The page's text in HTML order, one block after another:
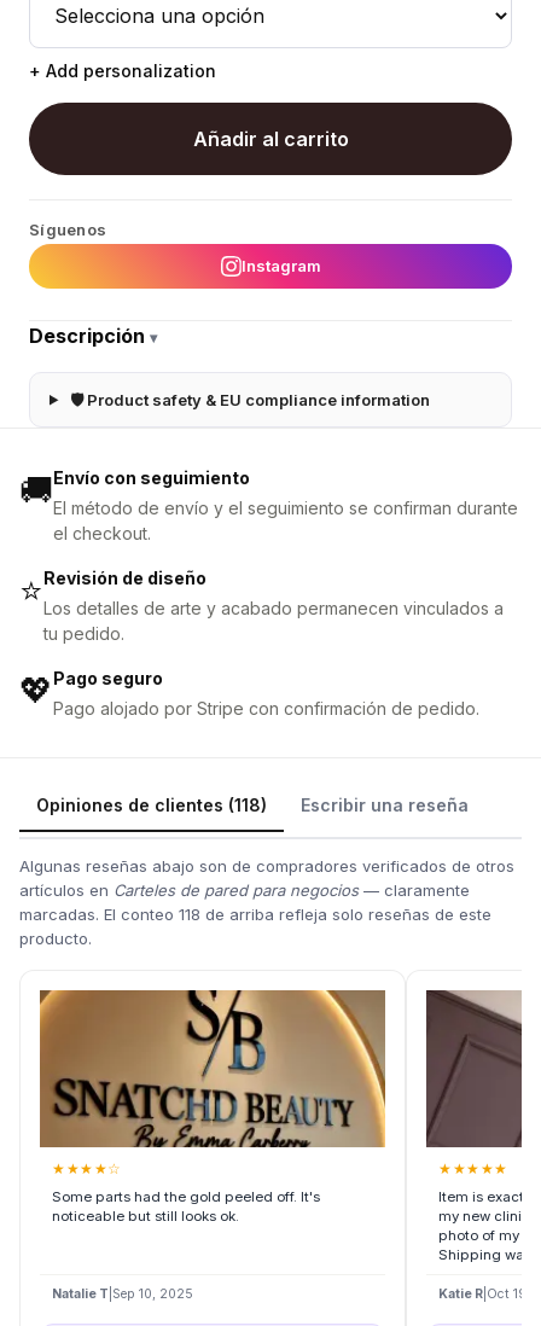
+ Add personalization
Añadir al carrito
Síguenos
Instagram
Descripción ▾
🛡 Product safety & EU compliance information
🚚Envío con seguimiento
El método de envío y el seguimiento se confirman durante
el checkout.
⭐Revisión de diseño
Los detalles de arte y acabado permanecen vinculados a
tu pedido.
💖 Pago seguro
Pago alojado por Stripe con confirmación de pedido.
Opiniones de clientes (118) Escribir una reseña
Algunas reseñas abajo son de compradores verificados de otros
artículos en Carteles de pared para negocios— claramente
marcadas. El conteo 118 de arriba refleja solo reseñas de este
producto.
★ ★★ ★☆
Some parts had the gold peeled off. It's
noticeable but still looks ok.
Natalie T Sep 10, 2025
★ ★★ ★★
Item is exactly
my new clinic
photo of my
Shipping was...
Katie R Oct 19,